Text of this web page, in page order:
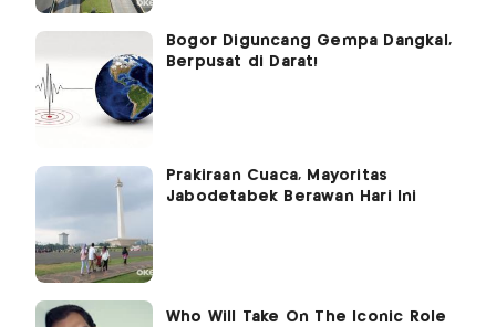
Bogor Diguncang Gempa Dangkal,
Berpusat di Darat!
Prakiraan Cuaca, Mayoritas
Jabodetabek Berawan Hari Ini